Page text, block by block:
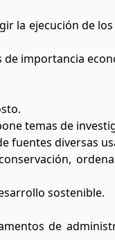
la ejecución de
importancia
temas de
fuentes diversas
sostenible.
de